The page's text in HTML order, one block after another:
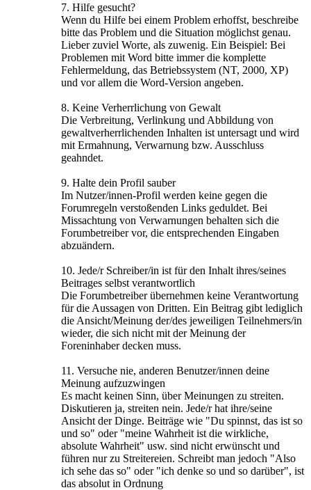
7. Hilfe gesucht?
Wenn du Hilfe bei einem Problem erhoffst, beschreibe
bitte das Problem und die Situation möglichst genau.
Lieber zuviel Worte, als zuwenig. Ein Beispiel: Bei
Problemen mit Word bitte immer die komplette
Fehlermeldung, das Betriebssystem (NT, 2000, XP)
und vor allem die Word-Version angeben.
8. Keine Verherrlichung von Gewalt
Die Verbreitung, Verlinkung und Abbildung von
gewaltverherrlichenden Inhalten ist untersagt und wird
mit Ermahnung, Verwarnung bzw. Ausschluss
geahndet.
9. Halte dein Profil sauber
Im Nutzer/innen-Profil werden keine gegen die
Forumregeln verstoßenden Links geduldet. Bei
Missachtung von Verwarnungen behalten sich die
Forumbetreiber vor, die entsprechenden Eingaben
abzuändern.
10. Jede/r Schreiber/in ist für den Inhalt ihres/seines
Beitrages selbst verantwortlich
Die Forumbetreiber übernehmen keine Verantwortung
für die Aussagen von Dritten. Ein Beitrag gibt lediglich
die Ansicht/Meinung der/des jeweiligen Teilnehmers/in
wieder, die sich nicht mit der Meinung der
Foreninhaber decken muss.
11. Versuche nie, anderen Benutzer/innen deine
Meinung aufzuzwingen
Es macht keinen Sinn, über Meinungen zu streiten.
Diskutieren ja, streiten nein. Jede/r hat ihre/seine
Ansicht der Dinge. Beiträge wie "Du spinnst, das ist so
und so" oder "meine Wahrheit ist die wirkliche,
absolute Wahrheit" usw. sind nicht erwünscht und
führen nur zu Streitereien. Schreibt man jedoch "Also
ich sehe das so" oder "ich denke so und so darüber", ist
das absolut in Ordnung